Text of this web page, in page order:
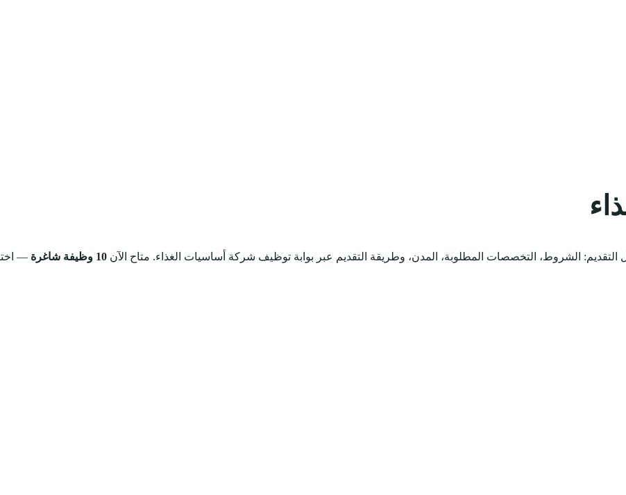
الشروط، التخصصات المطلوبة، المدن، وطريقة التقديم عبر بوابة توظيف شركة أساسيات الغذاء. متاح الآن 10 وظيفة شاغرة
—